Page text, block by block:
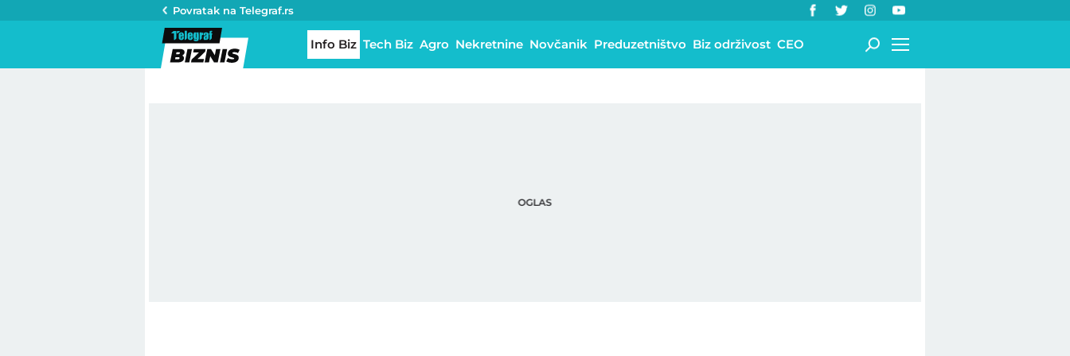
Povratak na Telegraf.rs
Info Biz Tech Biz Agro Nekretnine Novčanik Preduzetništvo Biz održivost CEO